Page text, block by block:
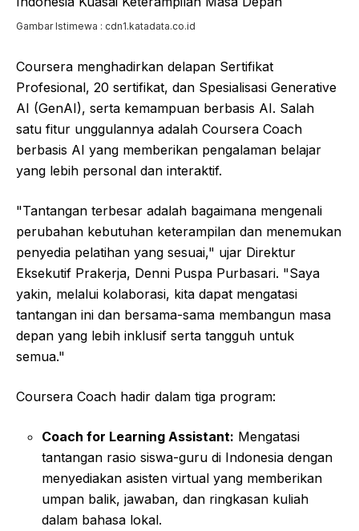
Gambar Istimewa : cdn1.katadata.co.id
Coursera menghadirkan delapan Sertifikat
Profesional, 20 sertifikat, dan Spesialisasi Generative
AI (GenAI), serta kemampuan berbasis AI. Salah
satu fitur unggulannya adalah Coursera Coach
berbasis AI yang memberikan pengalaman belajar
yang lebih personal dan interaktif.
"Tantangan terbesar adalah bagaimana mengenali
perubahan kebutuhan keterampilan dan menemukan
penyedia pelatihan yang sesuai," ujar Direktur
Eksekutif Prakerja, Denni Puspa Purbasari. "Saya
yakin, melalui kolaborasi, kita dapat mengatasi
tantangan ini dan bersama-sama membangun masa
depan yang lebih inklusif serta tangguh untuk
semua."
Coursera Coach hadir dalam tiga program:
Coach for Learning Assistant: Mengatasi
tantangan rasio siswa-guru di Indonesia dengan
menyediakan asisten virtual yang memberikan
umpan balik, jawaban, dan ringkasan kuliah
dalam bahasa lokal.